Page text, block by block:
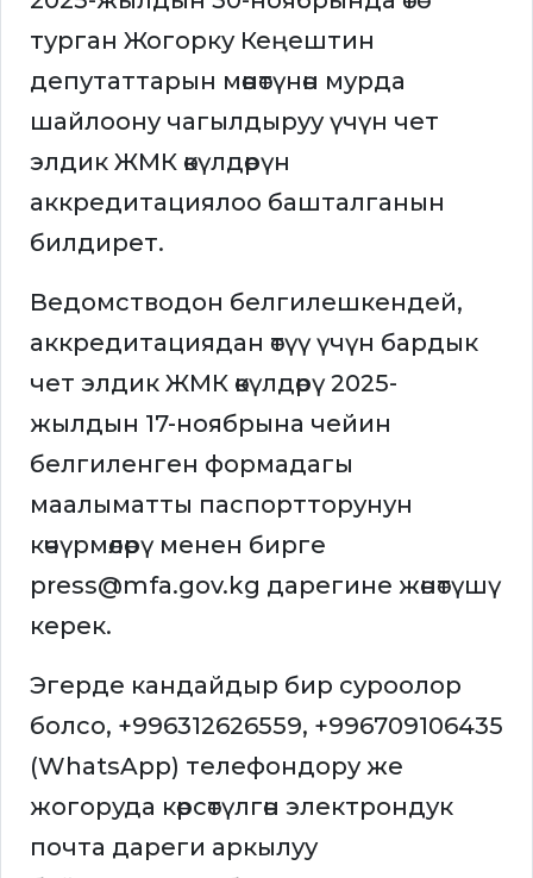
турган Жогорку Кеңештин
депутаттарын мөөнөтүнөн мурда
шайлоону чагылдыруу үчүн чет
элдик ЖМК өкүлдөрүн
аккредитациялоо башталганын
билдирет.
Ведомстводон белгилешкендей,
аккредитациядан өтүү үчүн бардык
чет элдик ЖМК өкүлдөрү 2025-
жылдын 17-ноябрына чейин
белгиленген формадагы
маалыматты паспортторунун
көчүрмөлөрү менен бирге
press@mfa.gov.kg дарегине жөнөтүшү
керек.
Эгерде кандайдыр бир суроолор
болсо, +996312626559, +996709106435
(WhatsApp) телефондору же
жогоруда көрсөтүлгөн электрондук
почта дареги аркылуу